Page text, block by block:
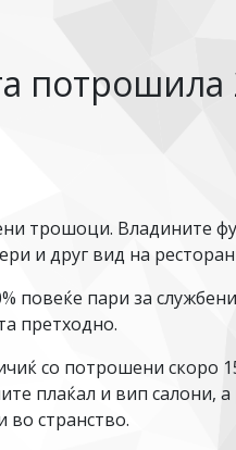
потрошила
трошоци. Владините
и друг вид на
повеќе пари за
претходно.
со потрошени скоро
плаќал и вип салони, а
во странство.